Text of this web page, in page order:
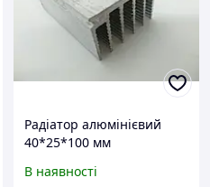
Радіатор алюмінієвий
40*25*100 мм
В наявності